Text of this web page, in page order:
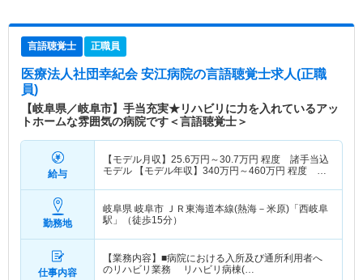
言語聴覚士 正職員
医療法人社団幸紀会 安江病院の言語聴覚士求人(正職
員)
【岐阜県／岐阜市】手当充実★リハビリに力を入れているアッ
トホームな雰囲気の病院です＜言語聴覚士＞
給与
【モデル月収】 25.6万円～30.7万円 程度 諸手当込
モデル 【モデル年収】 340万円～460万円 程度 諸
勤務地
岐阜県 岐阜市 ＪＲ東海道本線(熱海－米原)「西岐阜
駅」（徒歩15分）
仕事内容
【業務内容】■病院における入所及び通所利用者へ
のリハビリ業務 リハビリ病棟(…